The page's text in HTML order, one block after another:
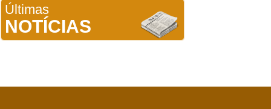
Últimas
NOTÍCIAS